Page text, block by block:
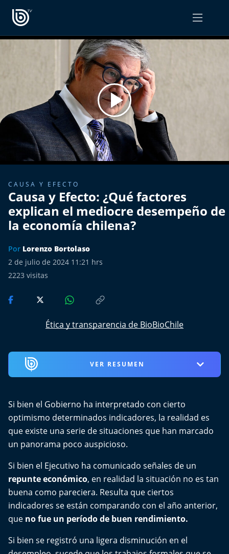
Expreso Bío Bío
Podría Ser Peor
La Entrevista de Tomás Mosciatti
Entrevistas BioBioTV
Comentarios de Tomás Mosciatti
Más de Ti Podcast
Realizadores
Más de 100 Días
Efemérides
Cultura y Espectáculos
Del Fin del Mundo
Deportes
Conexión Digital
La Ruta del Pulsar
PODCAST RADIOGRAMA
CAUSA Y EFECTO
Causa y Efecto: ¿Qué factores
explican el mediocre desempeño de
la economía chilena?
Por Lorenzo Bortolaso
2 de julio de 2024 11:21 hrs
2223 visitas
Ética y transparencia de BioBioChile
VER RESUMEN
Si bien el Gobierno ha interpretado con cierto
optimismo determinados indicadores, la realidad es
que existe una serie de situaciones que han marcado
un panorama poco auspicioso.
Si bien el Ejecutivo ha comunicado señales de un
repunte económico, en realidad la situación no es tan
buena como pareciera. Resulta que ciertos
indicadores se están comparando con el año anterior,
que no fue un período de buen rendimiento.
Si bien se registró una ligera disminución en el